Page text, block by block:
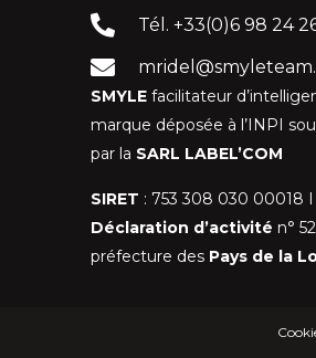
Tél. +33(0)6 98 24
SMYLE facilitateur
marque déposée à l’INPI
par la SARL LABEL’COM
SIRET : 753 308 030 00018 I
Déclaration d’activité n°
préfecture des Pays de la